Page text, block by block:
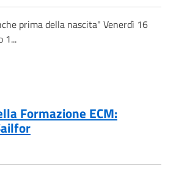
prima della nascita" Venerdì 16
1...
Formazione ECM: